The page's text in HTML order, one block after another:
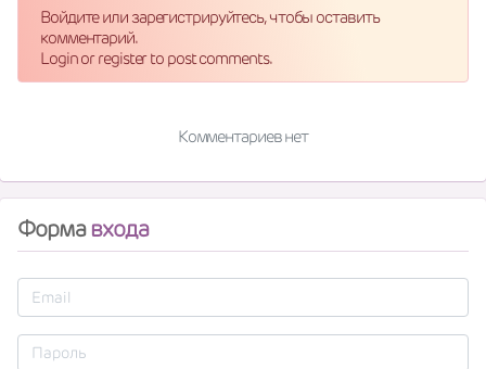
Войдите или зарегистрируйтесь, чтобы оставить
комментарий.
Login or register to post comments.
Комментариев нет
Формавхода